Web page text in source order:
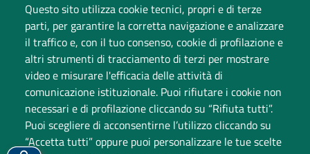
Questo sito utilizza cookie tecnici, propri e di terze
parti, per garantire la corretta navigazione e analizzare
il traffico e, con il tuo consenso, cookie di profilazione e
altri strumenti di tracciamento di terzi per mostrare
video e misurare l'efficacia delle attività di
comunicazione istituzionale. Puoi rifiutare i cookie non
necessari e di profilazione cliccando su “Rifiuta tutti”.
Puoi scegliere di acconsentirne l’utilizzo cliccando su
“Accetta tutti” oppure puoi personalizzare le tue scelte
Cambia idea sui cookie
Dati di monitoraggio